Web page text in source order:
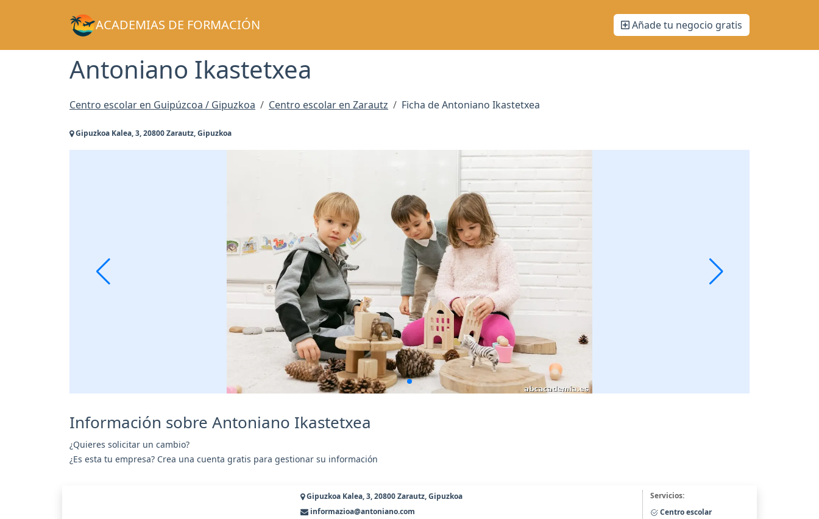
ACADEMIAS DE FORMACIÓN Añade tu negocio gratis
Antoniano Ikastetxea
Centro escolar en Guipúzcoa / Gipuzkoa Centro escolar en Zarautz Ficha de Antoniano Ikastetxea
Gipuzkoa Kalea, 3, 20800 Zarautz, Gipuzkoa
Información sobre Antoniano Ikastetxea
¿Quieres solicitar un cambio?
¿Es esta tu empresa? Crea una cuenta gratis para gestionar su información
Gipuzkoa Kalea, 3, 20800 Zarautz, Gipuzkoa
informazioa@antoniano.com
Servicios:
Centro escolar